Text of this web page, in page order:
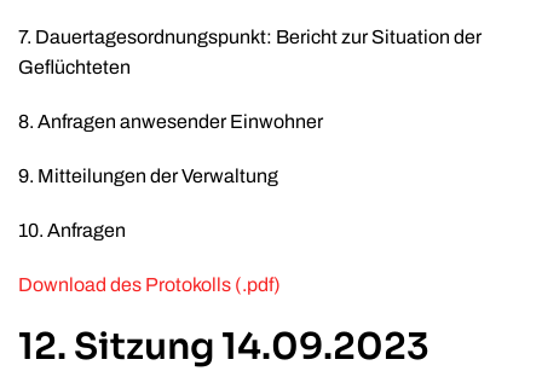
7. Dauertagesordnungspunkt: Bericht zur Situation der
Geflüchteten
8. Anfragen anwesender Einwohner
9. Mitteilungen der Verwaltung
10. Anfragen
Download des Protokolls (.pdf)
12. Sitzung 14.09.2023